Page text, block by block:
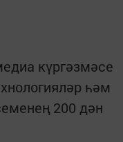
күргәзмәсе
һәм
200 дән